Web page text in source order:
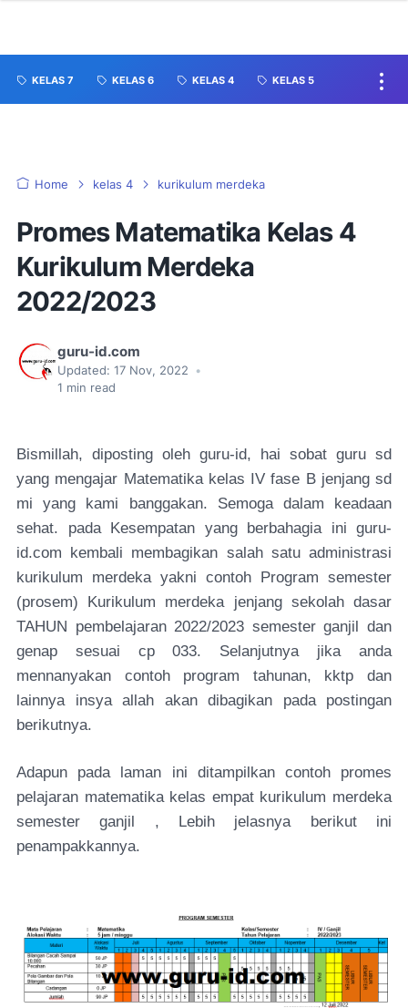
KELAS 7 KELAS 6 KELAS 4 KELAS 5
Home kelas 4 kurikulum merdeka
Promes Matematika Kelas 4
Kurikulum Merdeka
2022/2023
guru-id.com
Updated: 17 Nov, 2022
•
1 min read
Bismillah, diposting oleh guru-id, hai sobat guru sd
yang mengajar Matematika kelas IV fase B jenjang sd
mi yang kami banggakan. Semoga dalam keadaan
sehat. pada Kesempatan yang berbahagia ini guru-
id.com kembali membagikan salah satu administrasi
kurikulum merdeka yakni contoh Program semester
(prosem) Kurikulum merdeka jenjang sekolah dasar
TAHUN pembelajaran 2022/2023 semester ganjil dan
genap sesuai cp 033. Selanjutnya jika anda
mennanyakan contoh program tahunan, kktp dan
lainnya insya allah akan dibagikan pada postingan
berikutnya.
Adapun pada laman ini ditampilkan contoh promes
pelajaran matematika kelas empat kurikulum merdeka
semester ganjil , Lebih jelasnya berikut ini
penampakkannya.